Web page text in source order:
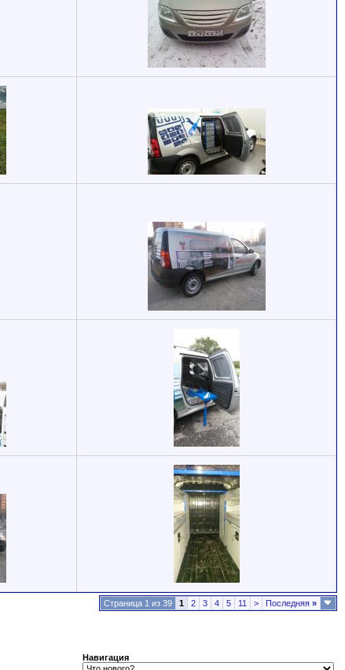
Страница 1 из 39 1 2 3 4 5 11 > Последняя »
Навигация